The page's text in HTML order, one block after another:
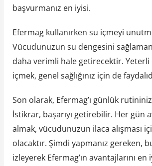
başvurmanız en iyisi.
Efermag kullanırken su içmeyi
Vücudunuzun su dengesini
daha verimli hale getirecektir.
içmek, genel sağlığınız için de
Son olarak, Efermag’ı günlük
İstikrar, başarıyı getirebilir. Her gün
almak, vücudunuzun ilaca alışması
olacaktır. Şimdi yapmanız gereken,
izleyerek Efermag’ın avantajlarını en